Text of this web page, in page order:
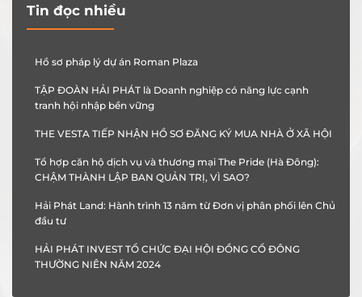
Tin đọc nhiều
Hồ sơ pháp lý dự án Roman Plaza
TẬP ĐOÀN HẢI PHÁT là Doanh nghiệp có năng lực cạnh
tranh hội nhập bền vững
THE VESTA TIẾP NHẬN HỒ SƠ ĐĂNG KÝ MUA NHÀ Ở XÃ HỘI
Tổ hợp căn hộ dịch vụ và thương mại The Pride (Hà Đông):
CHẬM THÀNH LẬP BAN QUẢN TRỊ, VÌ SAO?
Hải Phát Land: Hành trình 13 năm từ Đơn vị phân phối lên Chủ
đầu tư
HẢI PHÁT INVEST TỔ CHỨC ĐẠI HỘI ĐỒNG CỔ ĐÔNG
THƯỜNG NIÊN NĂM 2024